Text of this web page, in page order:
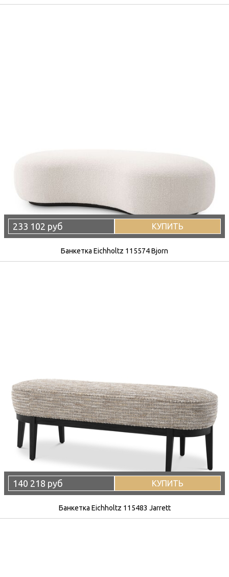
233 102 руб КУПИТЬ
Банкетка Eichholtz 115574 Bjorn
140 218 руб КУПИТЬ
Банкетка Eichholtz 115483 Jarrett